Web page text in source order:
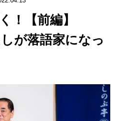
！【前編】
が落語家になっ